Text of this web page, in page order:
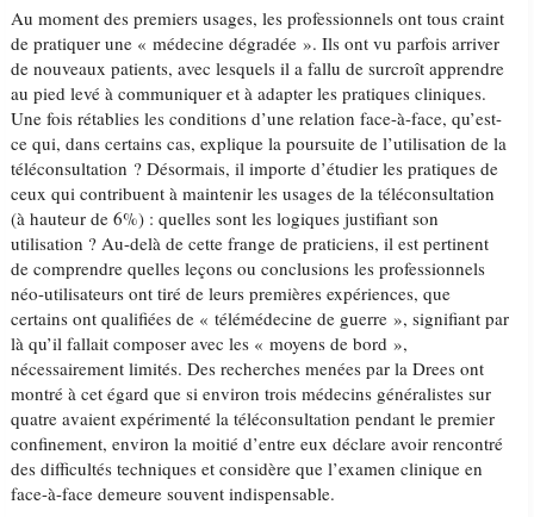
Au moment des premiers usages, les professionnels ont tous craint
de pratiquer une « médecine dégradée ». Ils ont vu parfois arriver
de nouveaux patients, avec lesquels il a fallu de surcroît apprendre
au pied levé à communiquer et à adapter les pratiques cliniques.
Une fois rétablies les conditions d’une relation face-à-face, qu’est-
ce qui, dans certains cas, explique la poursuite de l’utilisation de la
téléconsultation ? Désormais, il importe d’étudier les pratiques de
ceux qui contribuent à maintenir les usages de la téléconsultation
(à hauteur de 6%) : quelles sont les logiques justifiant son
utilisation ? Au-delà de cette frange de praticiens, il est pertinent
de comprendre quelles leçons ou conclusions les professionnels
néo-utilisateurs ont tiré de leurs premières expériences, que
certains ont qualifiées de « télémédecine de guerre », signifiant par
là qu’il fallait composer avec les « moyens de bord »,
nécessairement limités. Des recherches menées par la Drees ont
montré à cet égard que si environ trois médecins généralistes sur
quatre avaient expérimenté la téléconsultation pendant le premier
confinement, environ la moitié d’entre eux déclare avoir rencontré
des difficultés techniques et considère que l’examen clinique en
face-à-face demeure souvent indispensable.